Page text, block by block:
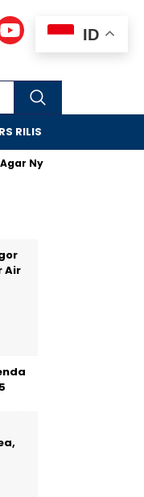
RILIS
Nyaman di Sekolah
Air
ID